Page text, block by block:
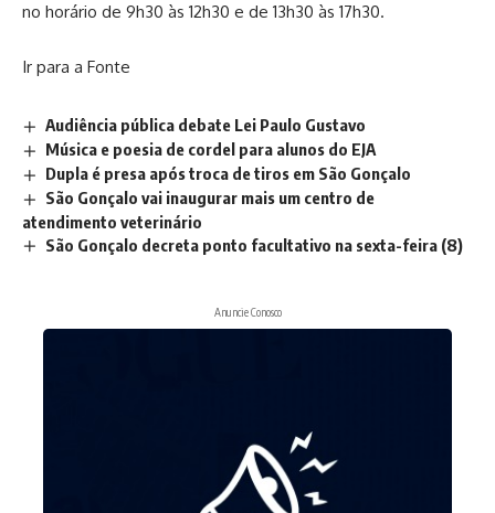
no horário de 9h30 às 12h30 e de 13h30 às 17h30.
Ir para a Fonte
Audiência pública debate Lei Paulo Gustavo
Música e poesia de cordel para alunos do EJA
Dupla é presa após troca de tiros em São Gonçalo
São Gonçalo vai inaugurar mais um centro de
atendimento veterinário
São Gonçalo decreta ponto facultativo na sexta-feira (8)
Anuncie Conosco